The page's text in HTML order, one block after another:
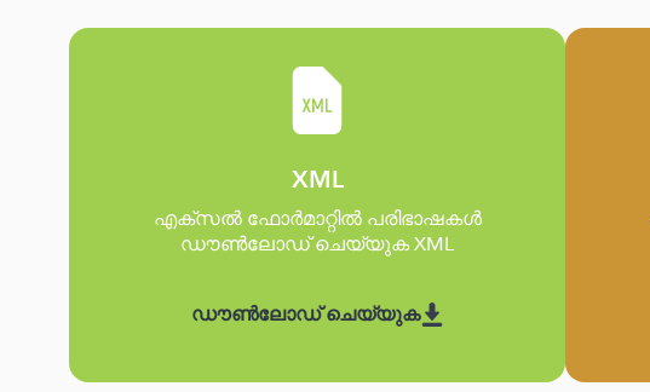
XML
എക്സൽ ഫോർമാറ്റിൽ പരിഭാഷകൾ
ഡൗൺലോഡ് ചെയ്യുക XML
ഡൗൺലോഡ് ചെയ്യുക